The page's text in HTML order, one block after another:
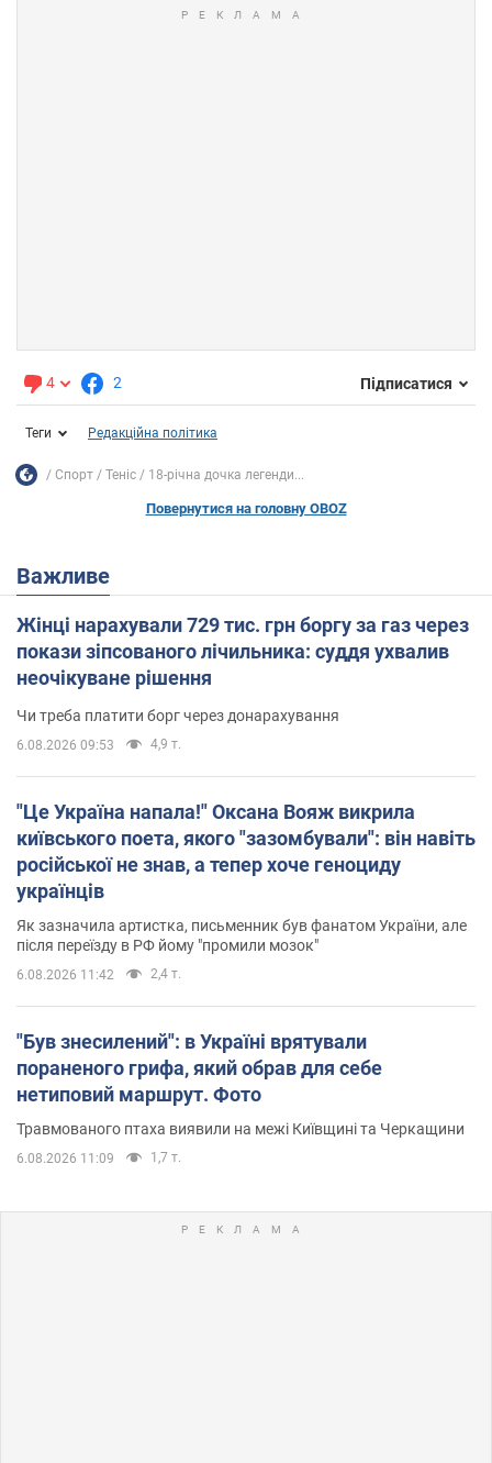
4 2 Підписатися
Теги Редакційна політика
Спорт Теніс 18-річна дочка легенди...
Повернутися на головну OBOZ
Важливе
Жінці нарахували 729 тис. грн боргу за газ через
покази зіпсованого лічильника: суддя ухвалив
неочікуване рішення
Чи треба платити борг через донарахування
6.08.2026 09:53 4,9 т.
"Це Україна напала!" Оксана Вояж викрила
київського поета, якого "зазомбували": він навіть
російської не знав, а тепер хоче геноциду
українців
Як зазначила артистка, письменник був фанатом України, але
після переїзду в РФ йому "промили мозок"
6.08.2026 11:42 2,4 т.
"Був знесилений": в Україні врятували
пораненого грифа, який обрав для себе
нетиповий маршрут. Фото
Травмованого птаха виявили на межі Київщині та Черкащини
6.08.2026 11:09 1,7 т.